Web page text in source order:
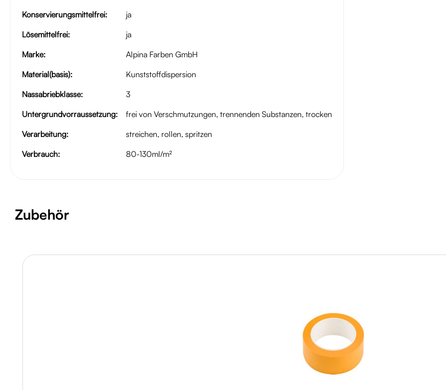
Konservierungsmittelfrei:
ja
Lösemittelfrei:
ja
Marke:
Alpina Farben GmbH
Material(basis):
Kunststoffdispersion
Nassabriebklasse:
3
Untergrundvorraussetzung:
frei von Verschmutzungen, trennenden Substanzen, trocken
Verarbeitung:
streichen, rollen, spritzen
Verbrauch:
80-130ml/m²